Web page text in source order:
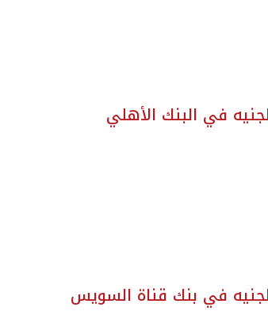
في البنك الأهلي
في بنك قناة السويس